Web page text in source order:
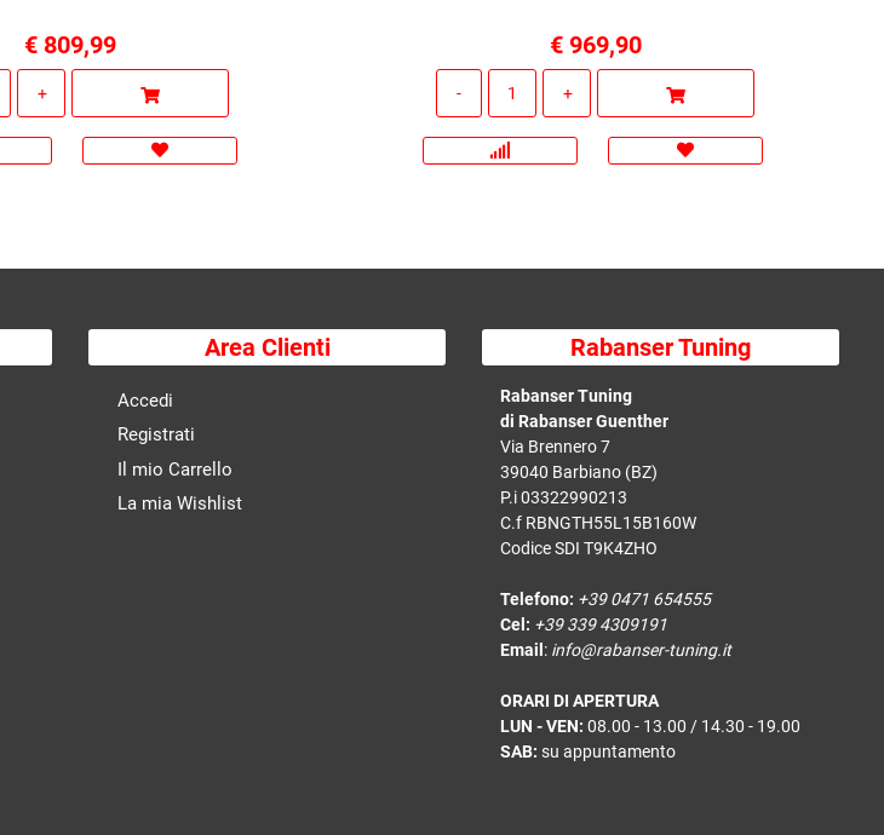
€ 809,99 € 969,90
Area Clienti
Accedi
Registrati
Il mio Carrello
La mia Wishlist
Rabanser Tuning
Rabanser Tuning
di Rabanser Guenther
Via Brennero 7
39040 Barbiano (BZ)
P.i 03322990213
C.f RBNGTH55L15B160W
Codice SDI T9K4ZHO
Telefono: +39 0471 654555
Cel: +39 339 4309191
Email: info@rabanser-tuning.it
ORARI DI APERTURA
LUN - VEN: 08.00 - 13.00 / 14.30 - 19.00
SAB: su appuntamento